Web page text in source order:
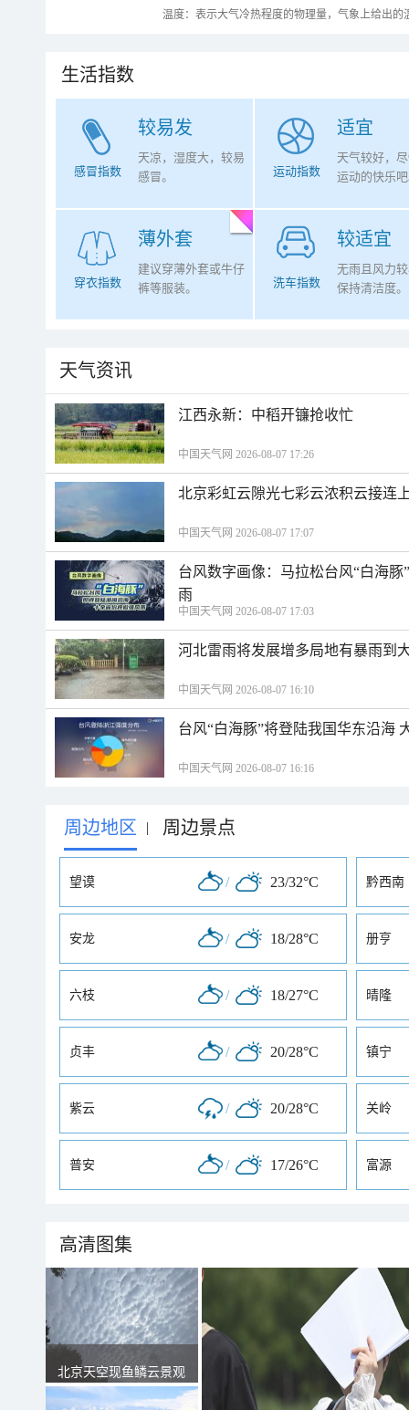
温度：表示大气冷热程度的物理量，气象上给出
生活指数
较易发
感冒指数
天凉，湿度大，较易
感冒。
适宜
运动指数
天气较好，
运动的快乐
薄外套
穿衣指数
建议穿薄外套或牛仔
裤等服装。
较适宜
洗车指数
无雨且风力
保持清洁度。
天气资讯
江西永新：中稻开镰抢收忙
中国天气网 2026-08-07 17:26
北京彩虹云隙光七彩云浓积云接连
中国天气网 2026-08-07 17:07
台风数字画像：马拉松台风“白海
雨
中国天气网 2026-08-07 17:03
河北雷雨将发展增多局地有暴雨到
中国天气网 2026-08-07 16:10
台风“白海豚”将登陆我国华东沿海
中国天气网 2026-08-07 16:16
周边地区 | 周边景点
望谟 / 23/32°C 黔西南
安龙 / 18/28°C 册亨
六枝 / 18/27°C 晴隆
贞丰 / 20/28°C 镇宁
紫云 / 20/28°C 关岭
普安 / 17/26°C 富源
高清图集
北京天空现鱼鳞云景观